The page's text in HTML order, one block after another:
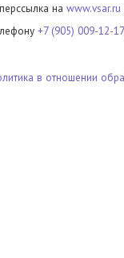
на www.vsar.ru
+7 (905) 009-12-17
в отношении